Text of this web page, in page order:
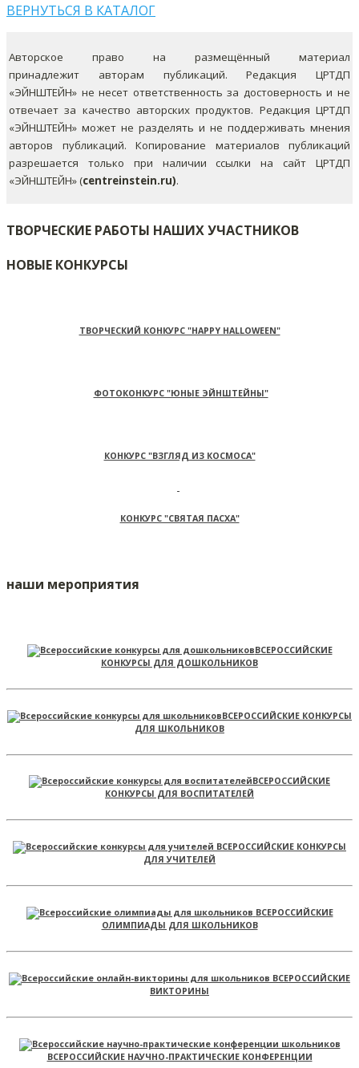
ВЕРНУТЬСЯ В КАТАЛОГ
Авторское право на размещённый материал
принадлежит авторам публикаций. Редакция ЦРТДП
«ЭЙНШТЕЙН» не несет ответственность за достоверность и не
отвечает за качество авторских продуктов. Редакция ЦРТДП
«ЭЙНШТЕЙН» может не разделять и не поддерживать мнения
авторов публикаций. Копирование материалов публикаций
разрешается только при наличии ссылки на сайт ЦРТДП
«ЭЙНШТЕЙН» (centreinstein.ru).
ТВОРЧЕСКИЕ РАБОТЫ НАШИХ УЧАСТНИКОВ
НОВЫЕ КОНКУРСЫ
ТВОРЧЕСКИЙ КОНКУРС "HAPPY HALLOWEEN"
ФОТОКОНКУРС "ЮНЫЕ ЭЙНШТЕЙНЫ"
КОНКУРС "ВЗГЛЯД ИЗ КОСМОСА"
КОНКУРС "СВЯТАЯ ПАСХА"
наши мероприятия
ВСЕРОССИЙСКИЕ
КОНКУРСЫ ДЛЯ ДОШКОЛЬНИКОВ
ВСЕРОССИЙСКИЕ КОНКУРСЫ
ДЛЯ ШКОЛЬНИКОВ
ВСЕРОССИЙСКИЕ
КОНКУРСЫ ДЛЯ ВОСПИТАТЕЛЕЙ
ВСЕРОССИЙСКИЕ КОНКУРСЫ
ДЛЯ УЧИТЕЛЕЙ
ВСЕРОССИЙСКИЕ
ОЛИМПИАДЫ ДЛЯ ШКОЛЬНИКОВ
ВСЕРОССИЙСКИЕ
ВИКТОРИНЫ
ВСЕРОССИЙСКИЕ НАУЧНО-ПРАКТИЧЕСКИЕ КОНФЕРЕНЦИИ